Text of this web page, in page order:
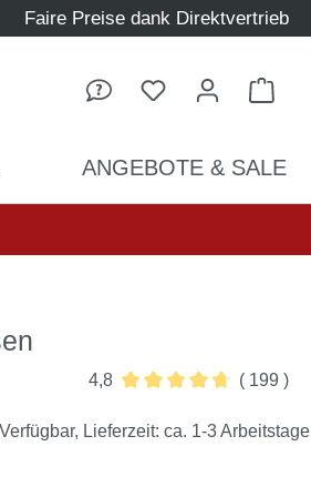
Faire Preise dank Direktvertrieb
ANGEBOTE & SALE
4,8
( 199 )
Verfügbar, Lieferzeit: ca. 1-3 Arbeitstage